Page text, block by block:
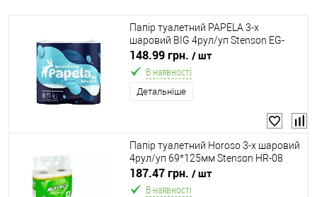
Папір туалетний PAPELA 3-х
шаровий BIG 4рул/уп Stenson EG-
300948
148.99 грн. / шт
В наявності
Детальніше
Папір туалетний Horoso 3-х шаровий
4рул/уп 69*125мм Stenson HR-08
187.47 грн. / шт
В наявності